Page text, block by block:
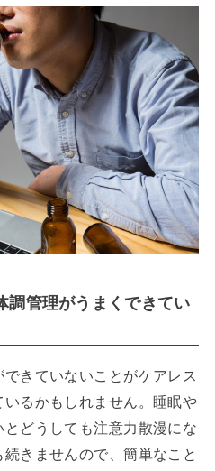
管理がうまくできてい
きていないことがケアレス
いるかもしれません。睡眠や
どうしても注意力散漫にな
きませんので、簡単なこと